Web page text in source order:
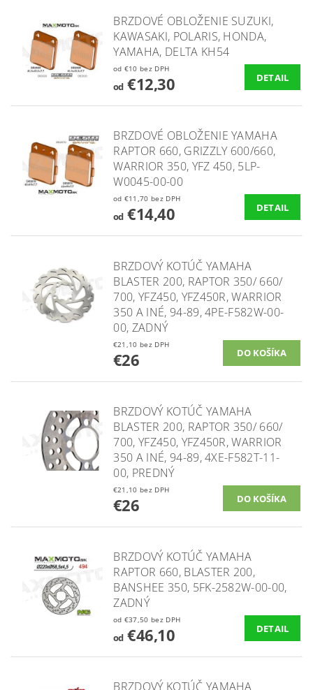
BRZDOVÉ OBLOŽENIE SUZUKI,
KAWASAKI, POLARIS, HONDA,
YAMAHA, DELTA KH54
od €10 bez DPH
od€12,30 DETAIL
BRZDOVÉ OBLOŽENIE YAMAHA
RAPTOR 660, GRIZZLY 600/660,
WARRIOR 350, YFZ 450, 5LP-
W0045-00-00
od €11,70 bez DPH
od€14,40 DETAIL
BRZDOVÝ KOTÚČ YAMAHA
BLASTER 200, RAPTOR 350/ 660/
700, YFZ450, YFZ450R, WARRIOR
350 A INÉ, 94-89, 4PE-F582W-00-
00, ZADNÝ
€21,10 bez DPH
€26
BRZDOVÝ KOTÚČ YAMAHA
BLASTER 200, RAPTOR 350/ 660/
700, YFZ450, YFZ450R, WARRIOR
350 A INÉ, 94-89, 4XE-F582T-11-
00, PREDNÝ
€21,10 bez DPH
€26
BRZDOVÝ KOTÚČ YAMAHA
RAPTOR 660, BLASTER 200,
BANSHEE 350, 5FK-2582W-00-00,
ZADNÝ
od €37,50 bez DPH
od€46,10 DETAIL
BRZDOVÝ KOTÚČ YAMAHA